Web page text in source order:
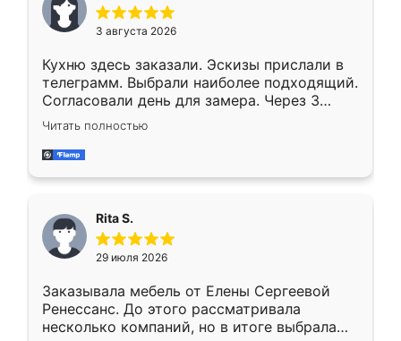
3 августа 2026
Кухню здесь заказали. Эскизы прислали в
телеграмм. Выбрали наиболее подходящий.
Согласовали день для замера. Через 3
недели кухня была уже готова. Остались
довольны работой. Спасибо Ренессанс
мебель за качественную работу!
Читать полностью
Rita S.
29 июля 2026
Заказывала мебель от Елены Сергеевой
Ренессанс. До этого рассматривала
несколько компаний, но в итоге выбрала